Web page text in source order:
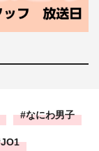
なにわ男子
JO1